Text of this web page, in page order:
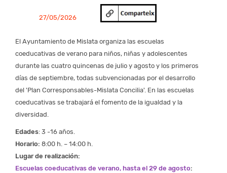
27/05/2026
El Ayuntamiento de Mislata organiza las escuelas
coeducativas de verano para niños, niñas y adolescentes
durante las cuatro quincenas de julio y agosto y los primeros
días de septiembre, todas subvencionadas por el desarrollo
del 'Plan Corresponsables-Mislata Concilia'. En las escuelas
coeducativas se trabajará el fomento de la igualdad y la
diversidad.
Edades: 3 -16 años.
Horario: 8:00 h. – 14:00 h.
Lugar de realización:
Escuelas coeducativas de verano, hasta el 29 de agosto: